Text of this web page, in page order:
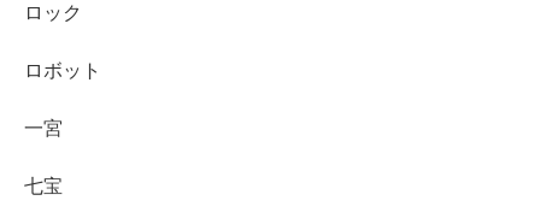
ロック
ロボット
一宮
七宝